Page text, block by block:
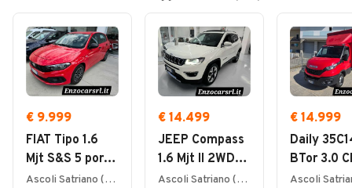
Mercoledì
08:00 / 20:30
Giovedì
08:00 / 20:30
Venerdì
08:00 / 20:30
Sabato
08:00 / 20:30
€ 9.999
FIAT Tipo 1.6
Mjt S&S 5 porte
City Sport
Ascoli Satriano (FG)
€ 14.499
JEEP Compass
1.6 Mjt II 2WD
Limited TETTOAscoli Satriano (FG)
€ 14.999
Daily
BTor 3.0
PM Cab.